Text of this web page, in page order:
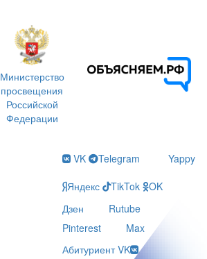
Министерство
просвещения
Российской
Федерации
VK Telegram
Yappy
Яндекс
TikTok
OK
Дзен
Rutube
Pinterest
Max
Абитуриент VK